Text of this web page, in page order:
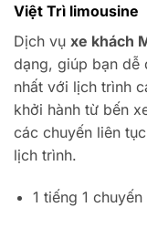
Việt Trì limousine
Dịch vụ xe khách
dạng, giúp bạn dễ
nhất với lịch trình
khởi hành từ bến
các chuyến liên
lịch trình.
1 tiếng 1